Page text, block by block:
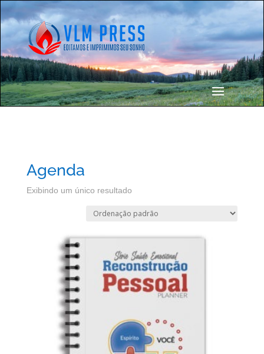
Agenda
Exibindo um único resultado